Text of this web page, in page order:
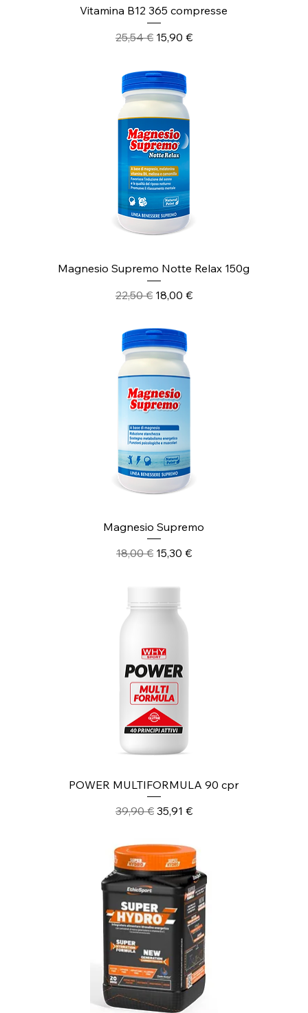
Vitamina B12 365 compresse
Prezzo regolare
25,54 € Prezzo scontato
15,90 €
Magnesio Supremo Notte Relax 150g
Prezzo regolare
22,50 € Prezzo scontato
18,00 €
Magnesio Supremo
Prezzo regolare
18,00 € Prezzo scontato
15,30 €
POWER MULTIFORMULA 90 cpr
Prezzo regolare
39,90 € Prezzo scontato
35,91 €